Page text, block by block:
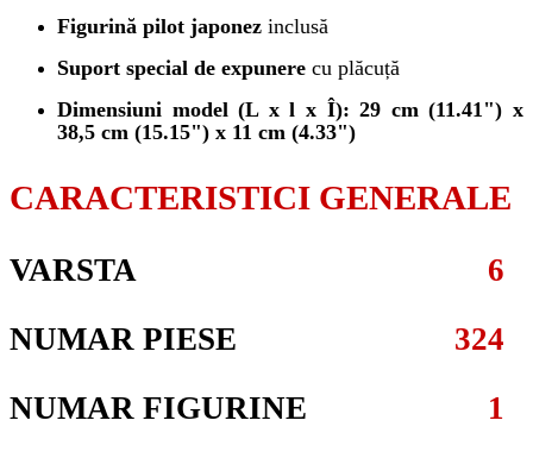
Figurină pilot japonez inclusă
Suport special de expunere cu plăcuță
Dimensiuni model (L x l x Î): 29 cm (11.41") x
38,5 cm (15.15") x 11 cm (4.33")
CARACTERISTICI GENERALE
VARSTA
6
NUMAR PIESE
324
NUMAR FIGURINE
1